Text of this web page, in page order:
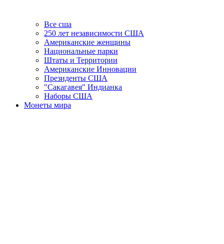
Все сша
250 лет независимости США
Американские женщины
Национальные парки
Штаты и Территории
Американские Инновации
Президенты США
"Сакагавея" Индианка
Наборы США
Монеты мира